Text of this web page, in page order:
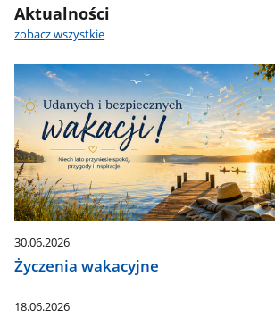
Aktualności
zobacz wszystkie
30.06.2026
Życzenia wakacyjne
18.06.2026